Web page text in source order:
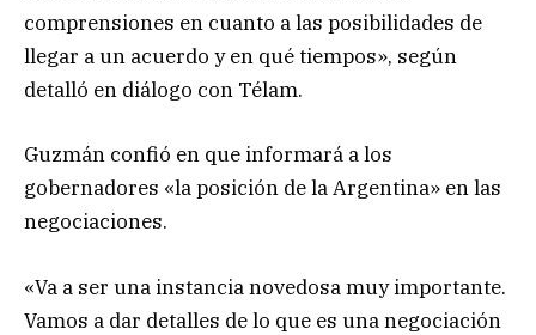
comprensiones en cuanto a las posibilidades de
llegar a un acuerdo y en qué tiempos», según
detalló en diálogo con Télam.
Guzmán confió en que informará a los
gobernadores «la posición de la Argentina» en las
negociaciones.
«Va a ser una instancia novedosa muy importante.
Vamos a dar detalles de lo que es una negociación